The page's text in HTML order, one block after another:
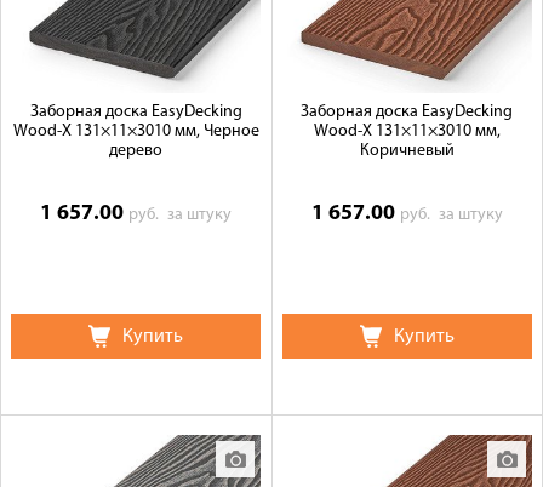
Заборная доска EasyDecking
Wood-X 131×11×3010 мм, Черное
дерево
1 657.00 руб.за штуку
Купить
Заборная доска EasyDecking
Wood-X 131×11×3010 мм,
Коричневый
1 657.00 руб. за штуку
Купить